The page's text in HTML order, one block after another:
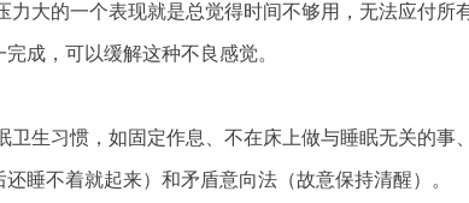
力大的一个表现就是总觉得时间不够用，无法应付所
成，可以缓解这种不良感觉。
卫生习惯，如固定作息、不在床上做与睡眠无关的事
还睡不着就起来）和矛盾意向法（故意保持清醒）。